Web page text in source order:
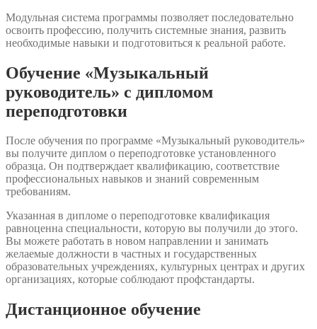
Модульная система программы позволяет последовательно
освоить профессию, получить системные знания, развить
необходимые навыки и подготовиться к реальной работе.
Обучение «Музыкальный
руководитель» с дипломом
переподготовки
После обучения по программе «Музыкальный руководитель»
вы получите диплом о переподготовке установленного
образца. Он подтверждает квалификацию, соответствие
профессиональных навыков и знаний современным
требованиям.
Указанная в дипломе о переподготовке квалификация
равноценна специальности, которую вы получили до этого.
Вы можете работать в новом направлении и занимать
желаемые должности в частных и государственных
образовательных учреждениях, культурных центрах и других
организациях, которые соблюдают профстандарты.
Дистанционное обучение